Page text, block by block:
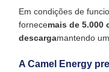
Em condições de
fornecemais de 5.000
descargamantendo
A Camel Energy